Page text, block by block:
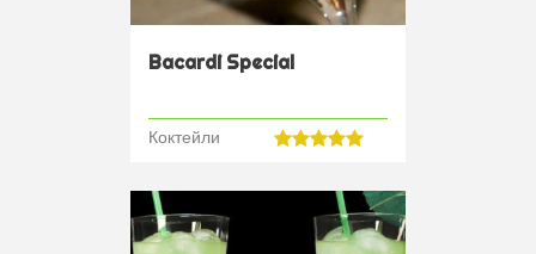
Bacardi Special
Коктейли